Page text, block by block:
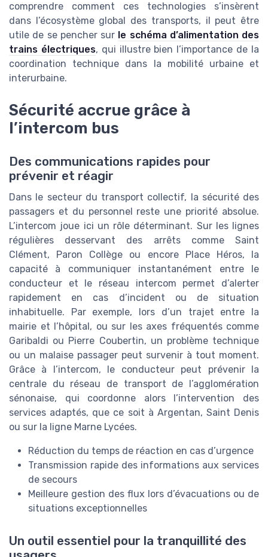
comprendre comment ces technologies s’insèrent
dans l’écosystème global des transports, il peut être
utile de se pencher sur le schéma d’alimentation des
trains électriques, qui illustre bien l’importance de la
coordination technique dans la mobilité urbaine et
interurbaine.
Sécurité accrue grâce à
l’intercom bus
Des communications rapides pour
prévenir et réagir
Dans le secteur du transport collectif, la sécurité des
passagers et du personnel reste une priorité absolue.
L’intercom joue ici un rôle déterminant. Sur les lignes
régulières desservant des arrêts comme Saint
Clément, Paron Collège ou encore Place Héros, la
capacité à communiquer instantanément entre le
conducteur et le réseau intercom permet d’alerter
rapidement en cas d’incident ou de situation
inhabituelle. Par exemple, lors d’un trajet entre la
mairie et l’hôpital, ou sur les axes fréquentés comme
Garibaldi ou Pierre Coubertin, un problème technique
ou un malaise passager peut survenir à tout moment.
Grâce à l’intercom, le conducteur peut prévenir la
centrale du réseau de transport de l’agglomération
sénonaise, qui coordonne alors l’intervention des
services adaptés, que ce soit à Argentan, Saint Denis
ou sur la ligne Marne Lycées.
Réduction du temps de réaction en cas d’urgence
Transmission rapide des informations aux services
de secours
Meilleure gestion des flux lors d’évacuations ou de
situations exceptionnelles
Un outil essentiel pour la tranquillité des